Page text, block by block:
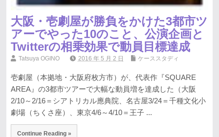
大阪・壱劇屋が勝負をかけた3都市ツ
アーでやった10のこと、公演企画と
Twitterの相乗効果で動員目標達成
Tatsuya OGINO 2016 年 5 月 2 日 ケーススタディ
壱劇屋（本拠地・大阪府枚方市）が、代表作『SQUARE
AREA』の3都市ツアーで大幅な動員増を達成した（大阪
2/10～2/16＝シアトリカル應典院、名古屋3/24＝千種文化小
劇場（ちくさ座）、東京4/6～4/10＝王子 ...
Continue Reading »